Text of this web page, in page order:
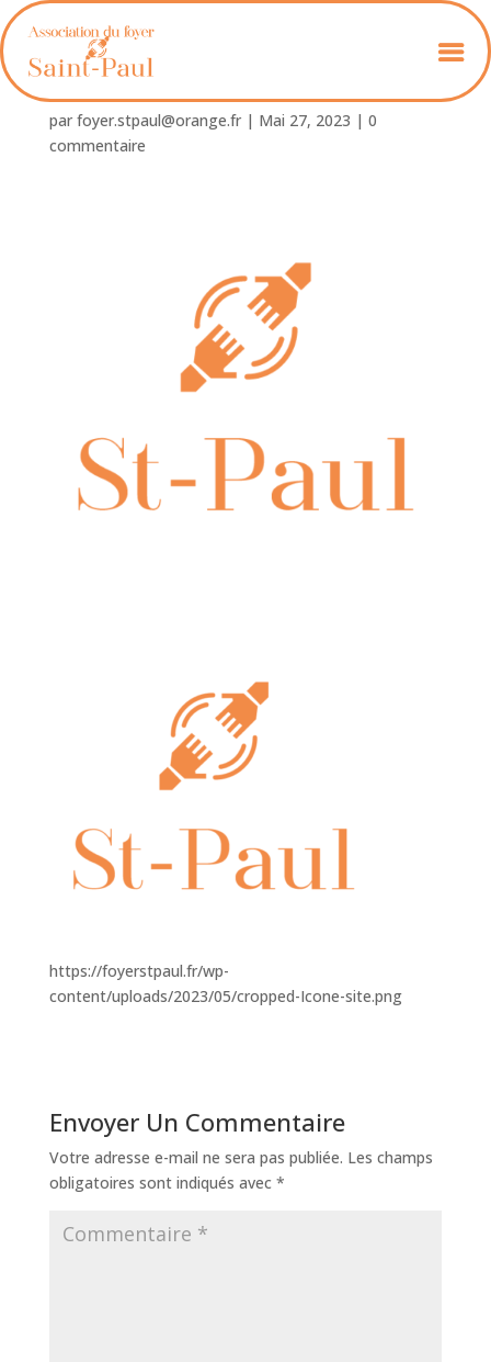
cropped-Icone-site.png
par foyer.stpaul@orange.fr| Mai 27, 2023 | 0
commentaire
https://foyerstpaul.fr/wp-
content/uploads/2023/05/cropped-Icone-site.png
Envoyer Un Commentaire
Votre adresse e-mail ne sera pas publiée. Les champs
obligatoires sont indiqués avec *